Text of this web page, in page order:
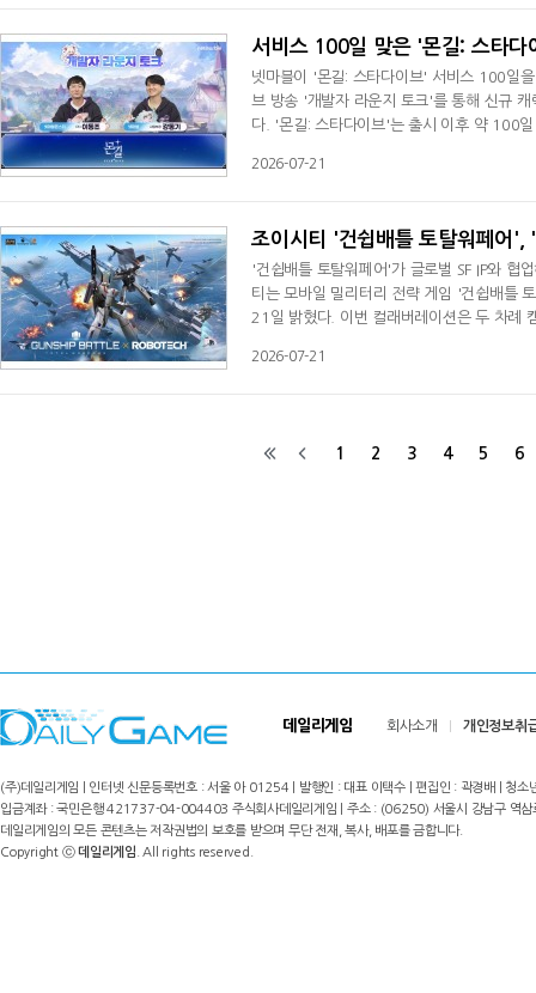
서비스 100일 맞은 '몬길: 스타다
넷마블이 '몬길: 스타다이브' 서비스 100일
브 방송 '개발자 라운지 토크'를 통해 신규
다. '몬길: 스타다이브'는 출시 이후 약 100
다는 계획이다.이날 소개된 업데이트의 핵
2026-07-21
조이시티 '건쉽배틀 토탈워페어',
'건쉽배틀 토탈워페어'가 글로벌 SF IP와 협
티는 모바일 밀리터리 전략 게임 '건쉽배틀
21일 밝혔다. 이번 컬래버레이션은 두 차례
텐츠 '베리텍 요격전'도 추가한다. 이용자는
2026-07-21
1 2 3 4 5 6
데일리게임 회사소개 개인정보취
(주)데일리게임 | 인터넷 신문등록번호 : 서울 아 01254 | 발행인 : 대표 이택수 | 편집인 : 곽경배 |
입금계좌 : 국민은행 421737-04-004403 주식회사데일리게임 | 주소 : (06250) 서울시 강남구
데일리게임의 모든 콘텐츠는 저작권법의 보호를 받으며 무단 전재, 복사, 배포를 금합니다.
Copyright ⓒ데일리게임 . All rights reserved.